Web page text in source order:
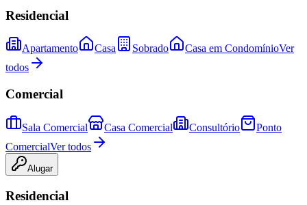
Residencial
Apartamento Casa Sobrado Casa em CondomínioVer
todos
Comercial
Sala Comercial Casa Comercial Consultório
Ponto
ComercialVer todos
Alugar
Residencial